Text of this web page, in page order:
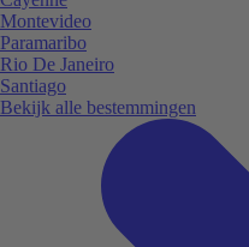
Montevideo
Paramaribo
Rio De Janeiro
Santiago
Bekijk alle bestemmingen